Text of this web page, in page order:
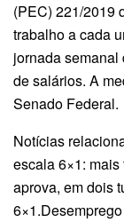
(PEC) 221/2019
trabalho a cada
jornada
de salários. A
Senado Federal.
Notícias
escala 6×1:
aprova, em dois